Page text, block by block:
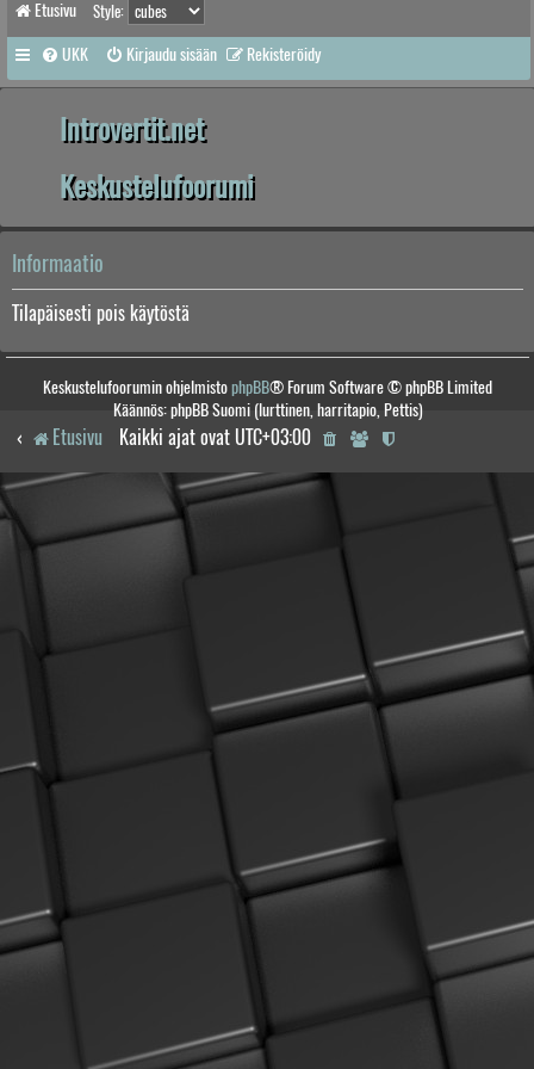
Etusivu Style:
UKK Kirjaudu sisään Rekisteröidy
Introvertit.net
Keskustelufoorumi
Informaatio
Tilapäisesti pois käytöstä
Keskustelufoorumin ohjelmistophpBB® Forum Software © phpBB Limited
Käännös: phpBB Suomi (lurttinen, harritapio, Pettis)
Etusivu Kaikki ajat ovat UTC+03:00